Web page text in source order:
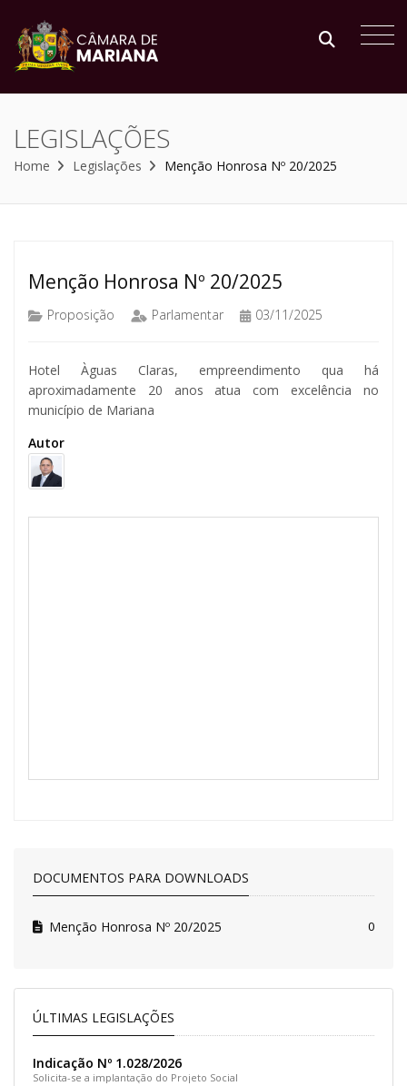
LEGISLAÇÕES
Home Legislações Menção Honrosa Nº 20/2025
Menção Honrosa Nº 20/2025
Proposição Parlamentar 03/11/2025
Hotel Àguas Claras, empreendimento qua há
aproximadamente 20 anos atua com excelência no
município de Mariana
Autor
DOCUMENTOS PARA DOWNLOADS
Menção Honrosa Nº 20/2025 0
ÚLTIMAS LEGISLAÇÕES
Indicação Nº 1.028/2026
Solicita-se a implantação do Projeto Social